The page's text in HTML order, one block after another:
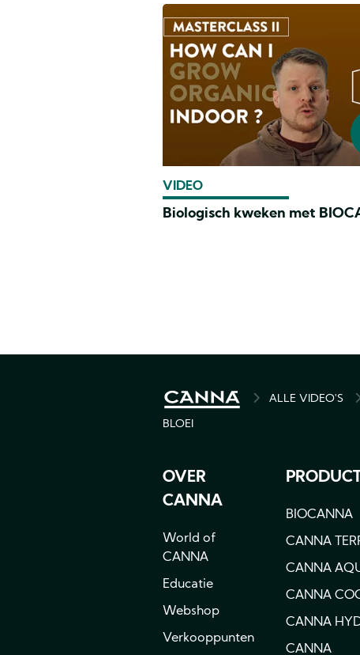
VIDEO
Biologisch kweken met
ALLE VIDEO'S
BLOEI
OVER
CANNA
World of
CANNA
Educatie
Webshop
Verkooppunten
BIOCANNA
CANNA
CANNA
CANNA
CANNA
CANNA